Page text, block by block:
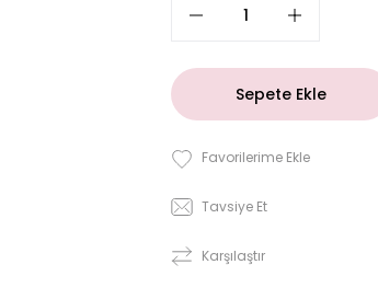
Sepete Ekle
Tavsiye Et
Karşılaştır